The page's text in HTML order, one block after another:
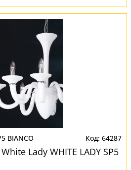
BIANCO 64287
Lady WHITE LADY SP5